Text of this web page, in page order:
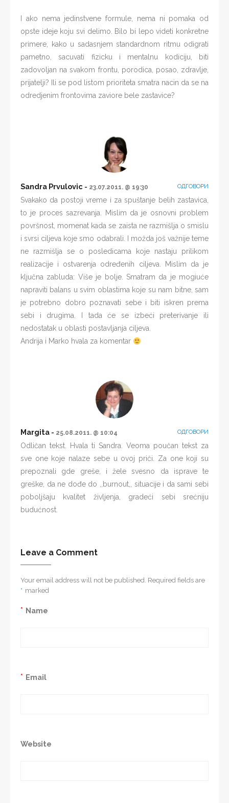
I ako nema jedinstvene formule, nema ni pomaka od
opste ideje koju svi delimo. Bilo bi lepo videti konkretne
primere, kako u sadasnjem standardnom ritmu odigrati
pametno, sacuvati fizicku i mentalnu kodiciju, biti
zadovoljan na svakom frontu, porodica, posao, zdravlje,
prijatelji? Ili se pod listom prioriteta smatra nacin da se na
odredjenim frontovima zaviore bele zastavice?
Sandra Prvulovic 23.07.2011. @ 19:30 ОДГОВОРИ
Svakako da postoji vreme i za spuštanje belih zastavica,
to je proces sazrevanja. Mislim da je osnovni problem
površnost, momenat kada se zaista ne razmišlja o smislu
i svrsi ciljeva koje smo odabrali. I možda još važnije teme
ne razmišlja se o posledicama koje nastaju prilikom
realizacije i ostvarenja određenih ciljeva. Mislim da je
ključna zabluda: Više je bolje. Smatram da je mogiuće
napraviti balans u svim oblastima koje su nam bitne, sam
je potrebno dobro poznavati sebe i biti iskren prema
sebi i drugima. I tada će se izbeći preterivanje ili
nedostatak u oblasti postavljanja ciljeva.
Andrija i Marko hvala za komentar
Margita 25.08.2011. @ 10:04 ОДГОВОРИ
Odličan tekst. Hvala ti Sandra. Veoma poučan tekst za
sve one koje nalaze sebe u ovoj priči. Za one koji su
prepoznali gde greše, i žele svesno da isprave te
greške, da ne dođe do ,,burnout,, situacije i da sami sebi
poboljšaju kvalitet življenja, gradeći sebi srećniju
budućnost.
Leave a Comment
Your email address will not be published. Required fields are
marked
*
Name
*
Email
*
Website